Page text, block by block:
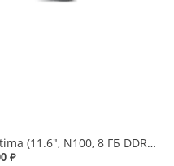
Сенсорный терминал АТОЛ Optima (11.6", N100, 8 ГБ DDR4, SSD 128 Гб M.2, без АКБ, без ОС). V8 (Т)
₽